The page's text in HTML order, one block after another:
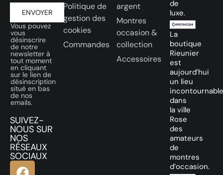
ENVOYER
Vous pouvez
vous
désinscrire
de notre
newsletter à
tout moment
en cliquant
sur le lien de
désinscription
situé en bas
de nos
emails.
SUIVEZ-
NOUS SUR
NOS
RÉSEAUX
SOCIAUX
Politique de
gestion des
cookies
Commandes
argent
Montres
occasion &
collection
Accessoires
de
luxe.
La
boutique
Rieunier
est
aujourd’hui
un lieu
incontournable
dans
la ville
Rose
des
amateurs
de
montres
d’occasion.